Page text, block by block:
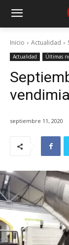
Inicio Actualidad
Actualidad Últimas
septiembre 11, 2020